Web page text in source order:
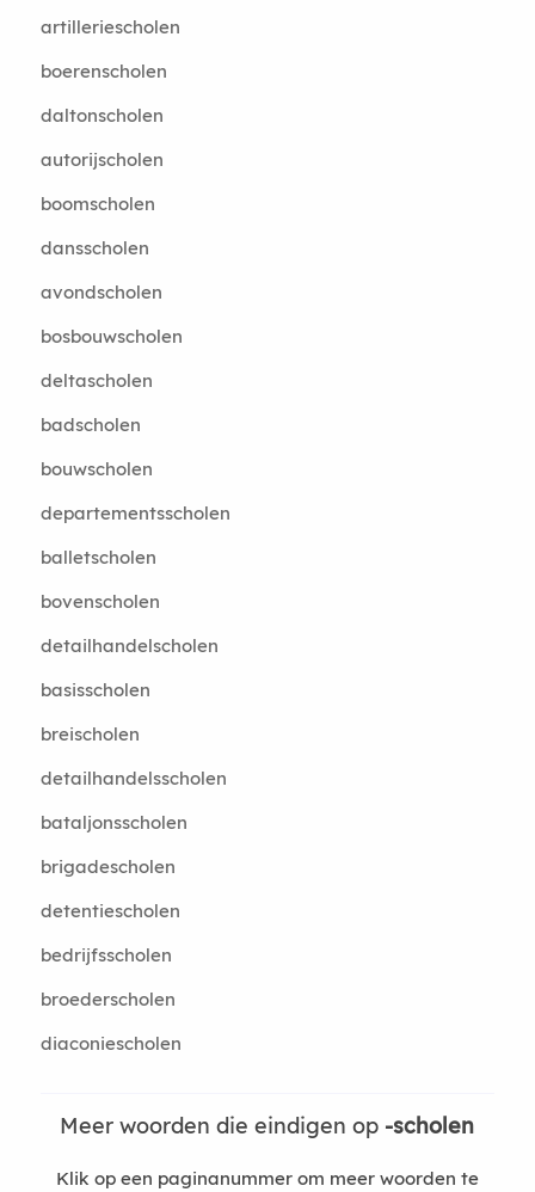
artilleriescholen
boerenscholen
daltonscholen
autorijscholen
boomscholen
dansscholen
avondscholen
bosbouwscholen
deltascholen
badscholen
bouwscholen
departementsscholen
balletscholen
bovenscholen
detailhandelscholen
basisscholen
breischolen
detailhandelsscholen
bataljonsscholen
brigadescholen
detentiescholen
bedrijfsscholen
broederscholen
diaconiescholen
Meer woorden die eindigen op -scholen
Klik op een paginanummer om meer woorden te